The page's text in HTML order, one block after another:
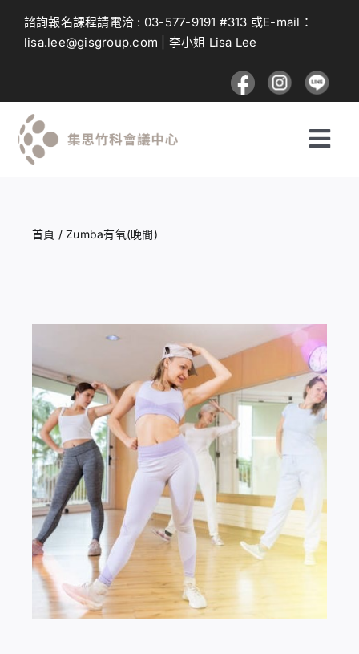
諮詢報名課程請電洽 : 03-577-9191 #313 或E-mail：
lisa.lee@gisgroup.com | 李小姐 Lisa Lee
登入 / 註冊
購物車
首頁 /Zumba有氧(晚間)